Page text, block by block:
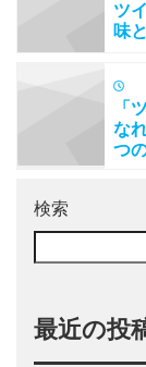
ツ
味
「
な
つ
検索
最近の投